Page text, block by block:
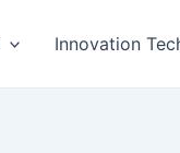
Innovation